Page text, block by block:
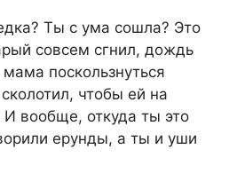
Ты с ума сошла? Это
совсем сгнил, дождь
поскользнуться
чтобы ей на
И вообще, откуда ты это
ерунды, а ты и уши